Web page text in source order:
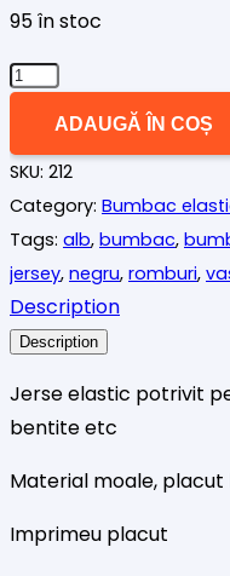
95 în stoc
Cantitate
elastic)
imprimeu
romburi
ADAUGĂ ÎN COȘ
SKU: 212
Category: Bumbac
Tags: alb, bumbac,
jersey, negru, romburi,
Description
Description
Jerse elastic potrivit
bentite etc
Material moale,
Imprimeu placut